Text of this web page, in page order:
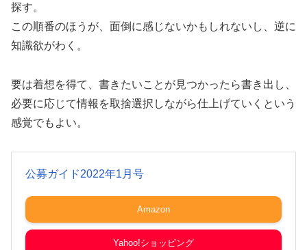
探す。
この順番のほうが、面倒に感じないかもしれないし、逆に
知識欲がわく。
要は着想を得て、書きたいことが見つかったら書き出し、
必要に応じて情報を取捨選択しながら仕上げていくという
感覚でもよい。
公募ガイド2022年1月号
Amazon
Yahoo!ショッピング